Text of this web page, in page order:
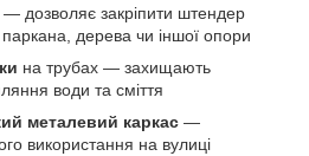
— дозволяє закріпити штендер
дерева чи іншої опори
на трубах — захищають
води та сміття
металевий каркас —
використання на вулиці